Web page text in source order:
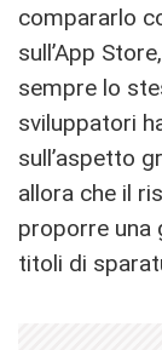
compararlo
sull’App
sempre lo
sviluppatori
sull’aspetto
allora che il
proporre una
titoli di